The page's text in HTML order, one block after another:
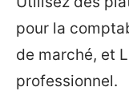
pour la
de marché, et
professionnel.